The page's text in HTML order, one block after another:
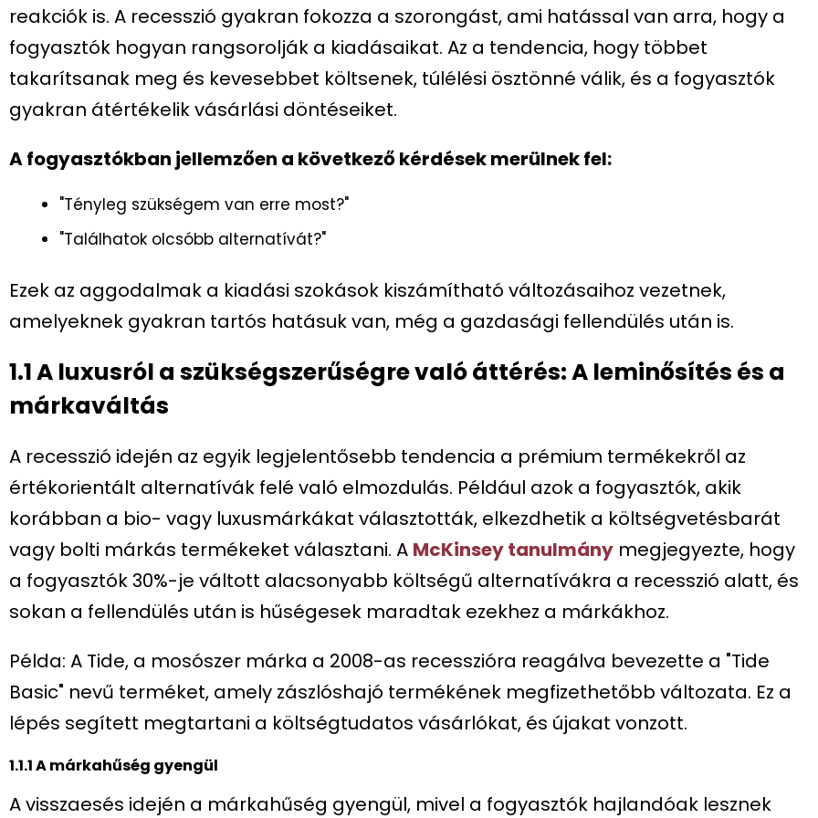
reakciók is. A recesszió gyakran fokozza a szorongást, ami hatással van arra, hogy a
fogyasztók hogyan rangsorolják a kiadásaikat. Az a tendencia, hogy többet
takarítsanak meg és kevesebbet költsenek, túlélési ösztönné válik, és a fogyasztók
gyakran átértékelik vásárlási döntéseiket.
A fogyasztókban jellemzően a következő kérdések merülnek fel:
"Tényleg szükségem van erre most?"
"Találhatok olcsóbb alternatívát?"
Ezek az aggodalmak a kiadási szokások kiszámítható változásaihoz vezetnek,
amelyeknek gyakran tartós hatásuk van, még a gazdasági fellendülés után is.
1.1 A luxusról a szükségszerűségre való áttérés: A leminősítés és a
márkaváltás
A recesszió idején az egyik legjelentősebb tendencia a prémium termékekről az
értékorientált alternatívák felé való elmozdulás. Például azok a fogyasztók, akik
korábban a bio- vagy luxusmárkákat választották, elkezdhetik a költségvetésbarát
vagy bolti márkás termékeket választani. A McKinsey tanulmány megjegyezte, hogy
a fogyasztók 30%-je váltott alacsonyabb költségű alternatívákra a recesszió alatt, és
sokan a fellendülés után is hűségesek maradtak ezekhez a márkákhoz.
Példa: A Tide, a mosószer márka a 2008-as recesszióra reagálva bevezette a "Tide
Basic" nevű terméket, amely zászlóshajó termékének megfizethetőbb változata. Ez a
lépés segített megtartani a költségtudatos vásárlókat, és újakat vonzott.
1.1.1 A márkahűség gyengül
A visszaesés idején a márkahűség gyengül, mivel a fogyasztók hajlandóak lesznek